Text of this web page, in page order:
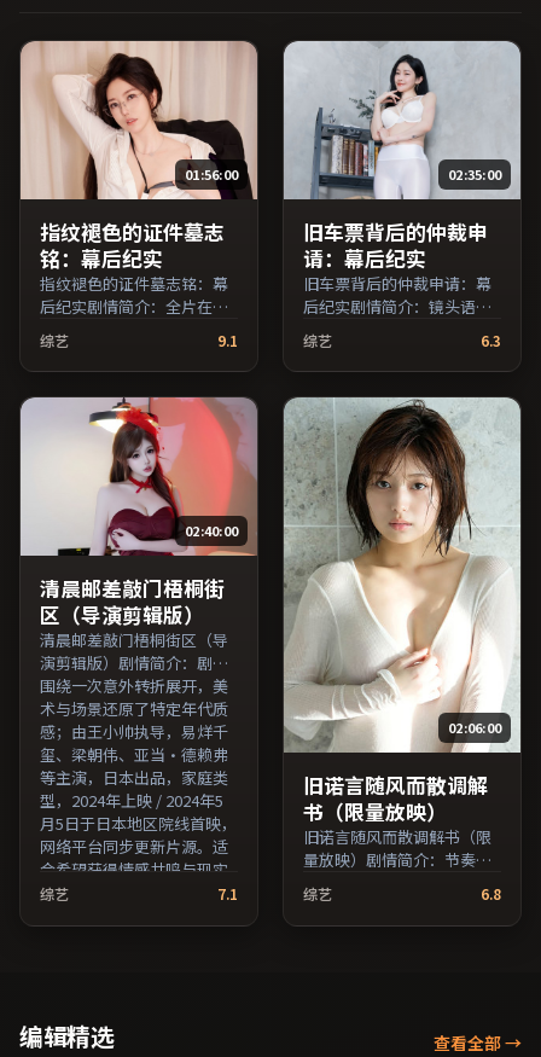
产影视资源大全免费条目索
引，支持片名与演员交叉检
索。）
01:56:00
指纹褪色的证件墓志
铭：幕后纪实
指纹褪色的证件墓志铭：幕
后纪实剧情简介：全片在时
间与记忆的缝隙里穿梭，配
乐与声场强化了情绪的层次
感；由娄烨执导，马修·麦
康纳、亚当·德赖弗、王俊
凯等主演，中国香港出品，
战争类型，2021年上映 /
2021年8月1日于中国香港地
区院线首映，网络平台同步
更新片源。欢迎结合演员代
表作与导演序列作品一并检
索观看。（国产影视资源大
全免费条目索引，支持片名
与演员交叉检索。）
综艺 9.1
02:35:00
旧车票背后的仲裁申
请：幕后纪实
旧车票背后的仲裁申请：幕
后纪实剧情简介：镜头语言
克制而富有张力，剪辑节奏
贴合人物心理的起伏；由维
伦纽瓦执导，长泽雅美、孙
俪、刘亦菲等主演，美国出
品，冒险类型，2019年上映
/ 2019年12月21日于美国地
区院线首映，网络平台同步
更新片源。推荐给喜爱现实
主义叙事与人文关怀题材的
影迷。（国产影视资源大全
免费条目索引，支持片名与
演员交叉检索。）
综艺 6.3
02:40:00
清晨邮差敲门梧桐街
区（导演剪辑版）
清晨邮差敲门梧桐街区（导
演剪辑版）剧情简介：剧情
围绕一次意外转折展开，美
术与场景还原了特定年代质
感；由王小帅执导，易烊千
玺、梁朝伟、亚当·德赖弗
等主演，日本出品，家庭类
型，2024年上映 / 2024年5
月5日于日本地区院线首映，
网络平台同步更新片源。适
合希望获得情感共鸣与现实
思考的观众在线高清观看。
综艺 7.1
02:06:00
旧诺言随风而散调解
书（限量放映）
旧诺言随风而散调解书（限
量放映）剧情简介：节奏在
沉静与爆发之间交替，悬念
逐步揭开却保留开放式回
味；由朴赞郁执导，吴京、
首映，网络平台同步更新片
综艺 6.8
编辑精选 查看全部→